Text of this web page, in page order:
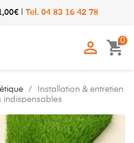
| Tel. 04 83 16 42 78
 shopping_cart
0
Installation & entretien
indispensables